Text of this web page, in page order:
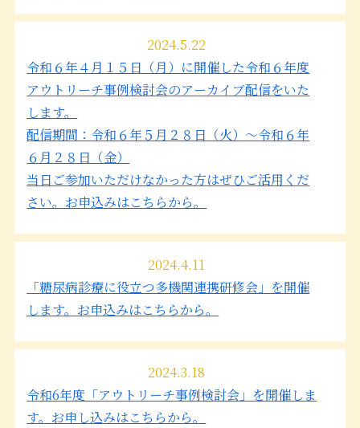
2024.5.22
令和６年４月１５日（月）に開催した令和６年度
アウトリーチ事例検討会のアーカイブ配信をいた
します。
配信期間：令和６年５月２８日（火）～令和６年
６月２８日（金）
当日ご参加いただけなかった方はぜひご活用くだ
さい。お申込みはこちらから。
2024.4.11
「糖尿病診療に役立つ多機関連携研修会」を開催
します。お申込みはこちらから。
2024.3.18
令和6年度「アウトリーチ事例検討会」を開催しま
す。お申し込みはこちらから。